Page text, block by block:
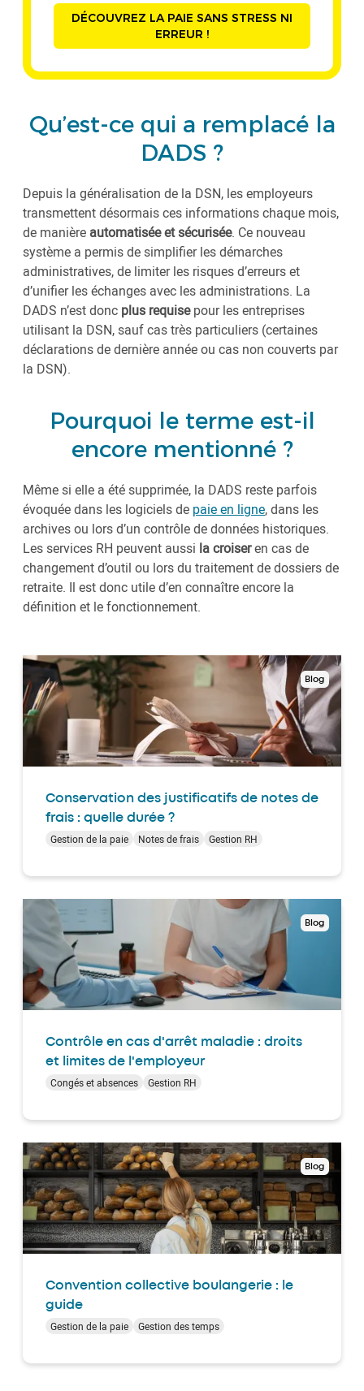
DÉCOUVREZ LA PAIE SANS STRESS NI
ERREUR !
Qu’est-ce qui a remplacé la
DADS ?
Depuis la généralisation de la DSN, les employeurs
transmettent désormais ces informations chaque mois,
de manière automatisée et sécurisée. Ce nouveau
système a permis de simplifier les démarches
administratives, de limiter les risques d’erreurs et
d’unifier les échanges avec les administrations. La
DADS n’est donc plus requisepour les entreprises
utilisant la DSN, sauf cas très particuliers (certaines
déclarations de dernière année ou cas non couverts par
la DSN).
Pourquoi le terme est-il
encore mentionné ?
Même si elle a été supprimée, la DADS reste parfois
évoquée dans les logiciels de paie en ligne, dans les
archives ou lors d’un contrôle de données historiques.
Les services RH peuvent aussi la croiseren cas de
changement d’outil ou lors du traitement de dossiers de
retraite. Il est donc utile d’en connaître encore la
définition et le fonctionnement.
Blog
Conservation des justificatifs de notes de
frais : quelle durée ?
Gestion de la paie Notes de frais Gestion RH
Blog
Contrôle en cas d'arrêt maladie : droits
et limites de l'employeur
Congés et absences Gestion RH
Blog
Convention collective boulangerie : le
guide
Gestion de la paie Gestion des temps